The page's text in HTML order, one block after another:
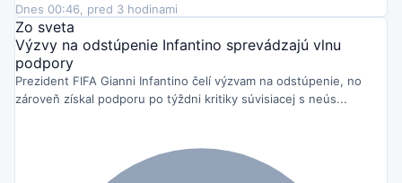
Dnes 00:46, pred 3 hodinami
Zo sveta
Výzvy na odstúpenie Infantino sprevádzajú vlnu
podpory
Prezident FIFA Gianni Infantino čelí výzvam na odstúpenie, no
zároveň získal podporu po týždni kritiky súvisiacej s neús...